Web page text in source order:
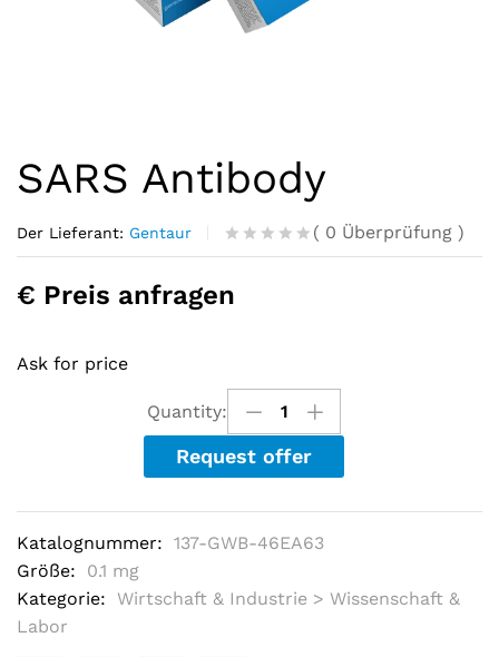
SARS Antibody
Der Lieferant: Gentaur
R
t
t
f
5
b
a
e
o
0
u
( 0 Überprüfung )
€ Preis anfragen
Ask for price
Quantity:
Request offer
Katalognummer: 137-GWB-46EA63
Größe:
0.1 mg
Kategorie:
Wirtschaft & Industrie > Wissenschaft &
Labor